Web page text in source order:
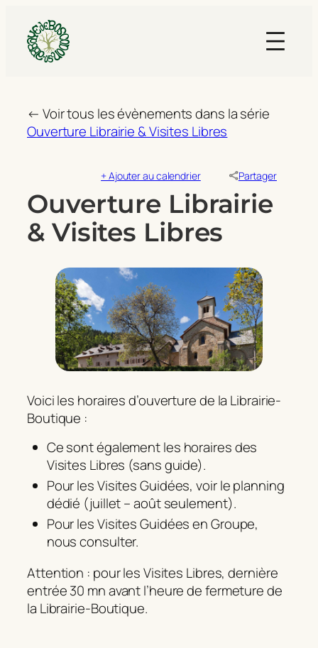
← Voir tous les évènements dans la série
Ouverture Librairie & Visites Libres
Ouverture Librairie
& Visites Libres
+ Ajouter au calendrier Partager
Voici les horaires d’ouverture de la Librairie-
Boutique :
Ce sont également les horaires des
Visites Libres (sans guide).
Pour les Visites Guidées, voir le planning
dédié (juillet – août seulement).
Pour les Visites Guidées en Groupe,
nous consulter.
Attention : pour les Visites Libres, dernière
entrée 30 mn avant l’heure de fermeture de
la Librairie-Boutique.